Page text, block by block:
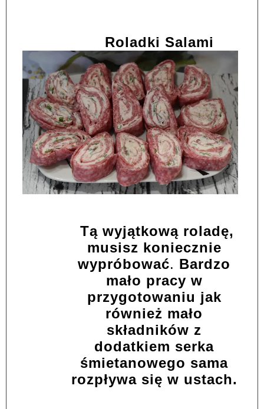
Roladki Salami
Tą wyjątkową roladę,
musisz koniecznie
wypróbować. Bardzo
mało pracy w
przygotowaniu jak
również mało
składników z
dodatkiem serka
śmietanowego sama
rozpływa się w ustach.